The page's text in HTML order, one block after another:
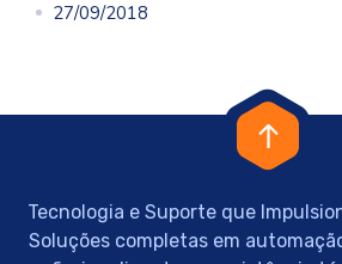
27/09/2018
Tecnologia e Suporte que
Soluções completas em